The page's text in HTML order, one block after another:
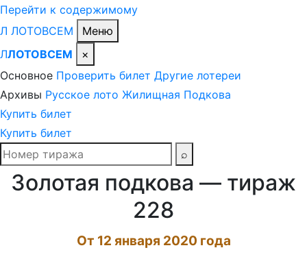
Перейти к содержимому
Л ЛОТОВСЕМ
Меню
ЛЛОТОВСЕМ
×
Основное Проверить билет Другие лотереи
Архивы Русское лото Жилищная Подкова
Купить билет
Купить билет
Поиск
⌕
Золотая подкова — тираж
228
От 12 января 2020 года